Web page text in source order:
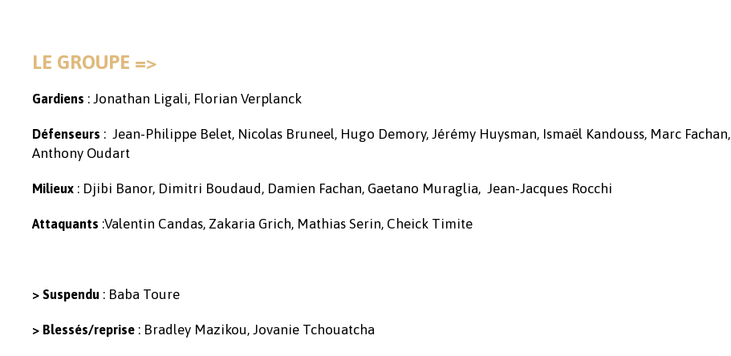
LE GROUPE =>
Gardiens : Jonathan Ligali, Florian Verplanck
Défenseurs : Jean-Philippe Belet, Nicolas Bruneel, Hugo Demory, Jérémy Huysman, Ismaël Kandouss, Marc Fachan,
Anthony Oudart
Milieux : Djibi Banor, Dimitri Boudaud, Damien Fachan, Gaetano Muraglia, Jean-Jacques Rocchi
Attaquants :Valentin Candas, Zakaria Grich, Mathias Serin, Cheick Timite
> Suspendu : Baba Toure
> Blessés/reprise : Bradley Mazikou, Jovanie Tchouatcha